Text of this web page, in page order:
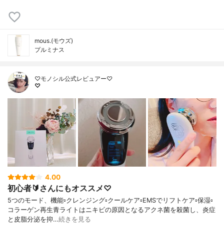
mous.(モウズ)
プルミナス
♡モノシル公式レビュアー♡
♡
4.00
初心者🔰さんにもオススメ♡
5つのモード、機能▫️クレンジング▫️クールケア▫️EMSでリフトケア▫️保湿▫️
コラーゲン再生青ライトはニキビの原因となるアクネ菌を殺菌し、炎症
と皮脂分泌を抑…続きを見る